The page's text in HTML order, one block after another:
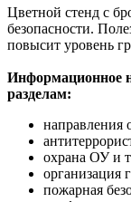
Цветной стенд с
безопасности.
повысит уровень
Информационное
разделам:
направления
охрана ОУ и
организация
пожарная